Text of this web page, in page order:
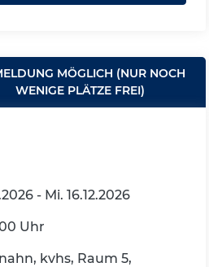
MÖGLICH (NUR NOCH
WENIGE PLÄTZE FREI)
- Mi. 16.12.2026
Uhr
kvhs, Raum 5,